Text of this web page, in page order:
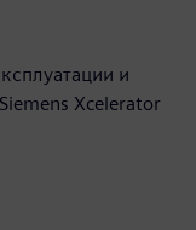
и
Xcelerator